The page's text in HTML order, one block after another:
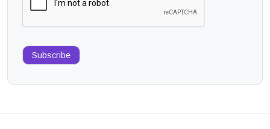
Subscribe